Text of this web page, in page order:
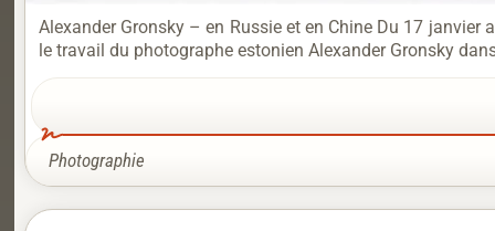
Alexander Gronsky – en Russie et en Chine Du 17 janvier
le travail du photographe estonien Alexander Gronsky
Photographie